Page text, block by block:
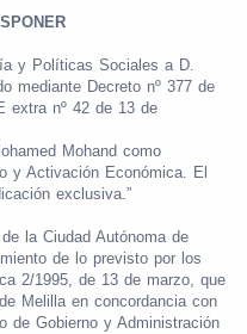
y Políticas Sociales a D.
mediante Decreto nº 377 de
extra nº 42 de 13 de
Mohand como
y Activación Económica. El
exclusiva.”
la Ciudad Autónoma de
de lo previsto por los
2/1995, de 13 de marzo, que
Melilla en concordancia con
de Gobierno y Administración